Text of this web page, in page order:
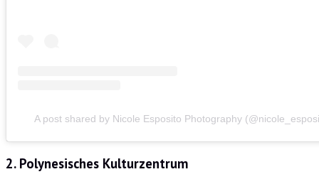
A post shared by Nicole Esposito Photography
2. Polynesisches Kulturzentrum